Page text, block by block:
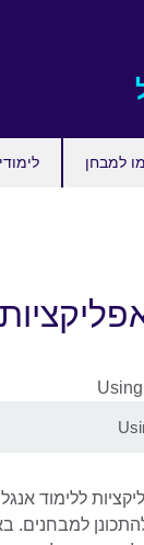
למבחן
ללימוד
למבחנים.